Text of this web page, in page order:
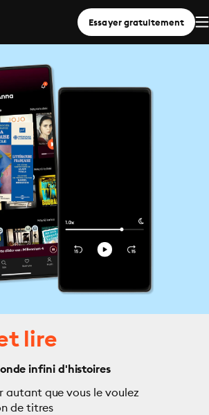
Essayer gratuitement
lire
infini d'histoires
autant que vous le voulez
de titres